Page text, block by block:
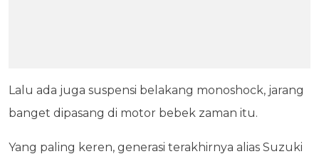
Lalu ada juga suspensi belakang monoshock, jarang
banget dipasang di motor bebek zaman itu.
Yang paling keren, generasi terakhirnya alias Suzuki